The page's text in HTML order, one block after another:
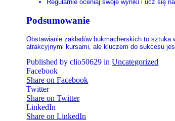
Regularnie oceniaj swoje wyniki i ucz się na
Podsumowanie
Obstawianie zakładów bukmacherskich to
atrakcyjnymi kursami, ale kluczem do sukcesu
Published by clio50629 in Uncategorized
Facebook
Share on Facebook
Twitter
Share on Twitter
LinkedIn
Share on LinkedIn